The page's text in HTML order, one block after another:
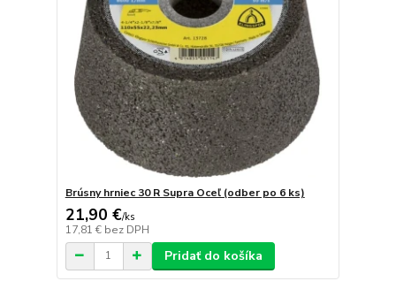
Brúsny hrniec 30 R Supra Oceľ (odber po 6 ks)
21,90 €/ks
17,81 € bez DPH
Pridať do košíka